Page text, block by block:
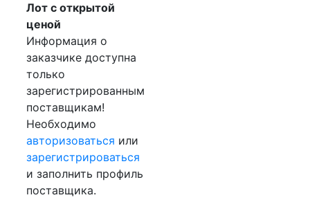
Лот с открытой
ценой
Информация о
заказчике доступна
только
зарегистрированным
поставщикам!
Необходимо
авторизоваться или
зарегистрироваться
и заполнить профиль
поставщика.